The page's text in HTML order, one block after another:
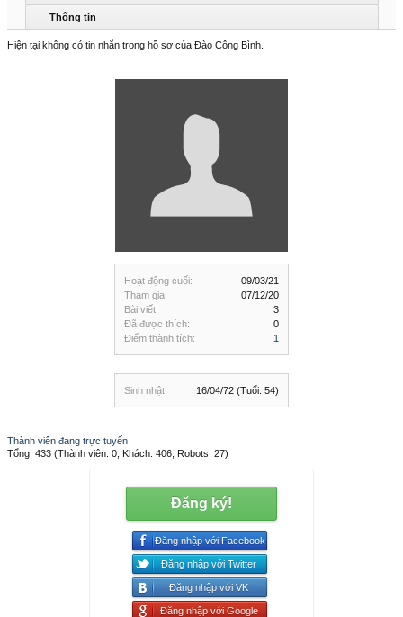
Hoạt động cuối:
09/03/21
Tham gia:
07/12/20
Bài viết:
3
Đã được thích:
0
Điểm thành tích:
1
Sinh nhật: 16/04/72 (Tuổi: 54)
Thông tin
Hiện tại không có tin nhắn trong hồ sơ của Đào Công Bình.
Thành viên đang trực tuyến
Tổng: 433 (Thành viên: 0, Khách: 406, Robots: 27)
Đăng ký!
Đăng nhập với Facebook
Đăng nhập với Twitter
Đăng nhập với VK
Đăng nhập với Google